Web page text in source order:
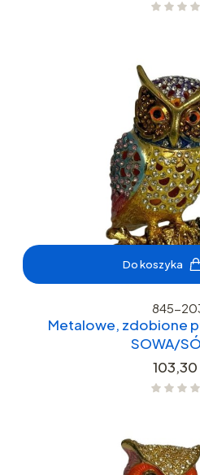
Do koszyka
845-
Metalowe, zdobione
SOWA/
Cena
103,30